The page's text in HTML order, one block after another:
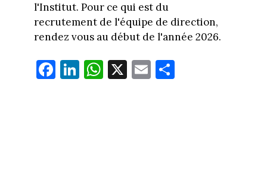
l'Institut. Pour ce qui est du
recrutement de l'équipe de direction,
rendez vous au début de l'année 2026.
Fa
ce
Li
nk
W
ha
X E
m
Pa